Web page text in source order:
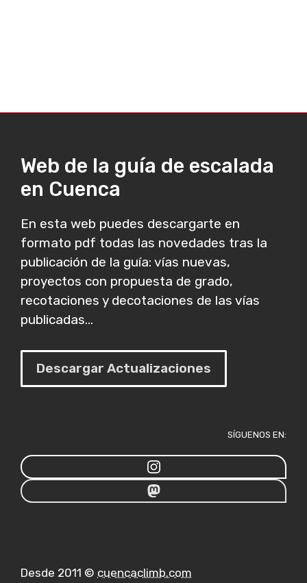
Web de la guía de escalada
en Cuenca
En esta web puedes descargarte en
formato pdf todas las novedades tras la
publicación de la guía: vías nuevas,
proyectos con propuesta de grado,
recotaciones y decotaciones de las vías
publicadas...
Descargar Actualizaciones
SÍGUENOS EN:
Desde 2011 © cuencaclimb.com